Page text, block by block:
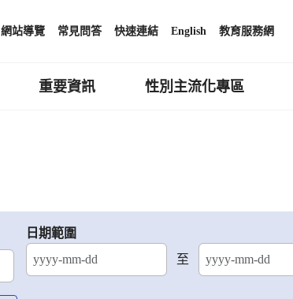
網站導覽 常見問答 快速連結 English 教育服務網
重要資訊 性別主流化專區
日期範圍
至
結束日期